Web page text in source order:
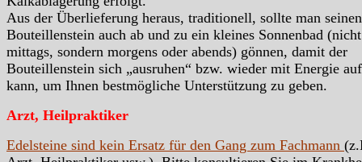
Aus der Überlieferung heraus, traditionell, sollte man seinen
Bouteillenstein auch ab und zu ein kleines Sonnenbad (nicht
mittags, sondern morgens oder abends) gönnen, damit der
Bouteillenstein sich „ausruhen“ bzw. wieder mit Energie
kann, um Ihnen bestmögliche Unterstützung zu geben.
Arzt, Heilpraktiker
Edelsteine sind kein Ersatz für den Gang zum Fachmann